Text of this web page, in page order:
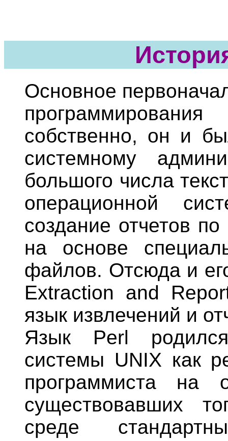
Основное
собственно, он и
системному
большого числа
операционной
создание отчетов
на основе
файлов. Отсюда и
Extraction and
язык извлечений и
Язык Perl
системы UNIX как
программиста на
существовавших
среде